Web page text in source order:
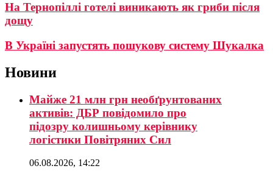
На Тернопіллі готелі виникають як гриби після
дощу
В Україні запустять пошукову систему Шукалка
Новини
Майже 21 млн грн необґрунтованих
активів: ДБР повідомило про
підозру колишньому керівнику
логістики Повітряних Сил
06.08.2026, 14:22